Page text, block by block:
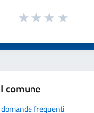
comune
frequenti